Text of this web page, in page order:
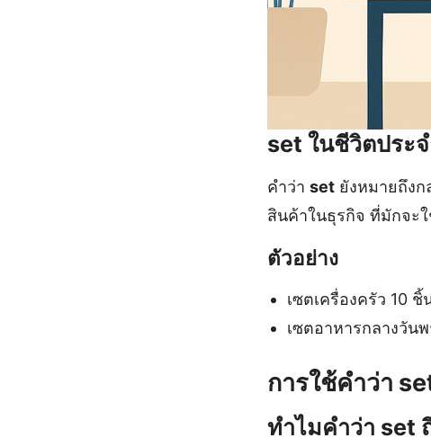
set ในชีวิตประ
คำว่า set ยังหมายถึง
สินค้าในธุรกิจ ที่มักจะ
ตัวอย่าง
เซตเครื่องครัว 10 ชิ้
เซตอาหารกลางวัน
การใช้คำว่า
ทำไมคำว่า set